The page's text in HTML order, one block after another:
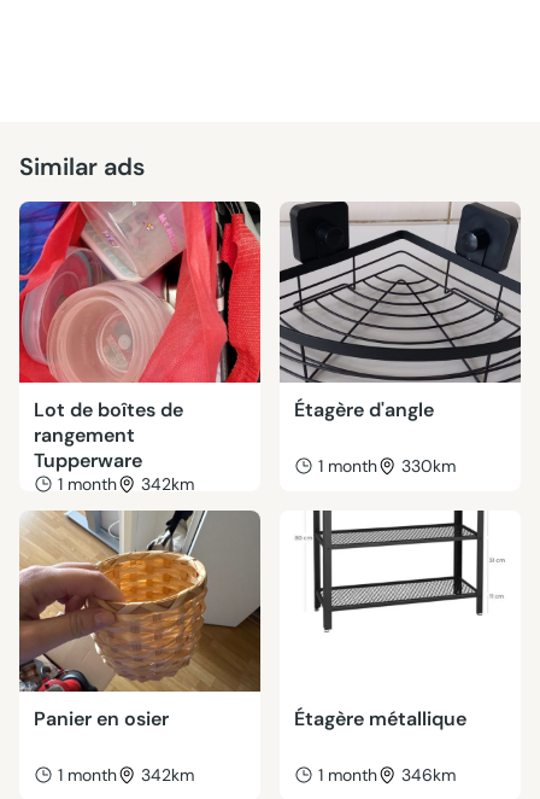
Similar ads
Lot de boîtes de
rangement
Tupperware
1 month 342km
Étagère d'angle
1 month 330km
Panier en osier
1 month 342km
Étagère métallique
1 month 346km